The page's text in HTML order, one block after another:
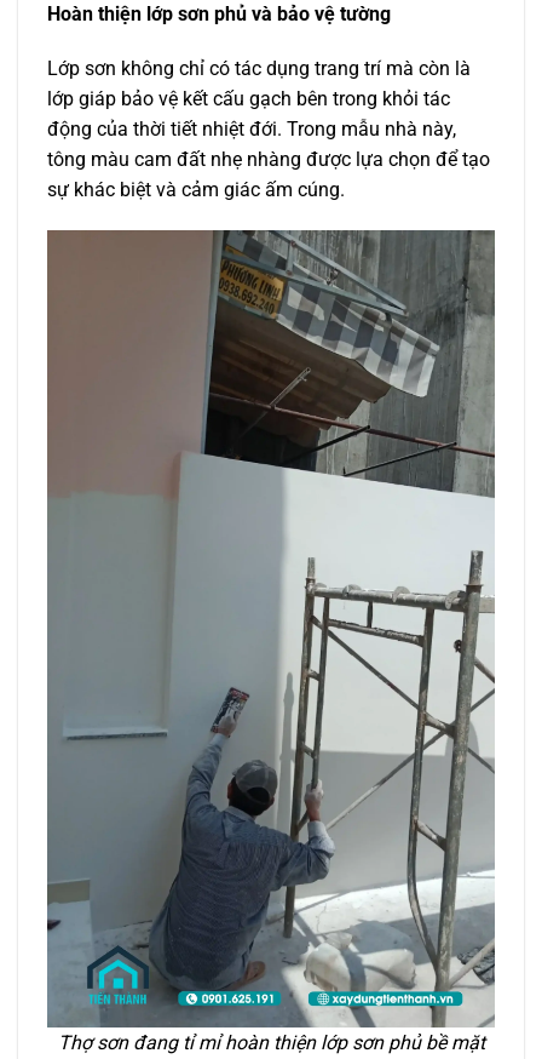
Hoàn thiện lớp sơn phủ và bảo vệ tường
Lớp sơn không chỉ có tác dụng trang trí mà còn là
lớp giáp bảo vệ kết cấu gạch bên trong khỏi tác
động của thời tiết nhiệt đới. Trong mẫu nhà này,
tông màu cam đất nhẹ nhàng được lựa chọn để tạo
sự khác biệt và cảm giác ấm cúng.
Thợ sơn đang tỉ mỉ hoàn thiện lớp sơn phủ bề mặt